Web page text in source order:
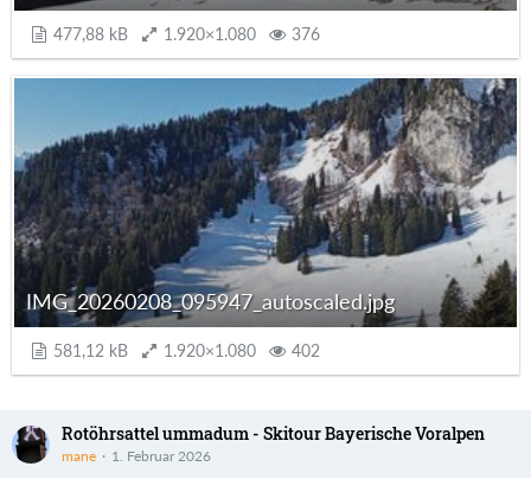
477,88 kB 1.920×1.080 376
IMG_20260208_095947_autoscaled.jpg
581,12 kB 1.920×1.080 402
Rotöhrsattel ummadum - Skitour Bayerische Voralpen
mane 1. Februar 2026